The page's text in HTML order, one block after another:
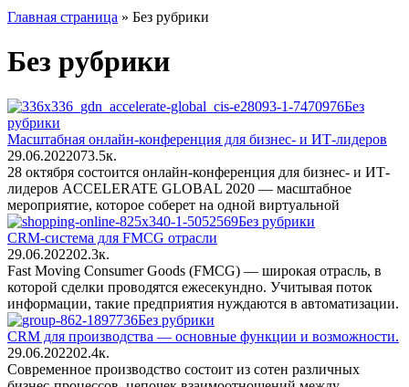
Главная страница » Без рубрики
Без рубрики
Без
рубрики
Масштабная онлайн-конференция для бизнес- и ИТ-лидеров
29.06.2022073.5к.
28 октября состоится онлайн-конференция для бизнес- и ИТ-
лидеров ACCELERATE GLOBAL 2020 — масштабное
мероприятие, которое соберет на одной виртуальной
Без рубрики
CRM-система для FMCG отрасли
29.06.202202.3к.
Fast Moving Consumer Goods (FMCG) — широкая отрасль, в
которой сделки проводятся ежесекундно. Учитывая поток
информации, такие предприятия нуждаются в автоматизации.
Без рубрики
CRM для производства — основные функции и возможности.
29.06.202202.4к.
Современное производство состоит из сотен различных